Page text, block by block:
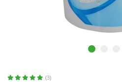
(3)